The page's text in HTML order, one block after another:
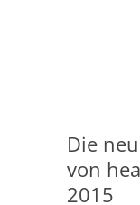
Die
von
2015